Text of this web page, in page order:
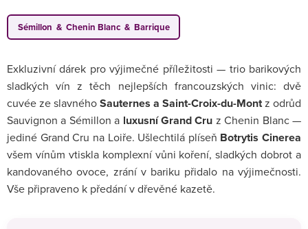
Sémillon & Chenin Blanc & Barrique
Exkluzivní dárek pro výjimečné příležitosti — trio barikových
sladkých vín z těch nejlepších francouzských vinic: dvě
cuvée ze slavnéhoSauternes a Saint-Croix-du-Montz odrůd
Sauvignon a Sémillon a luxusní Grand Cru z Chenin Blanc —
jediné Grand Cru na Loiře. Ušlechtilá plíseň Botrytis Cinerea
všem vínům vtiskla komplexní vůni koření, sladkých dobrot a
kandovaného ovoce, zrání v bariku přidalo na výjimečnosti.
Vše připraveno k předání v dřevěné kazetě.